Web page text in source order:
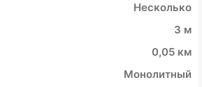
Несколько
3 м
0,05 км
Монолитный